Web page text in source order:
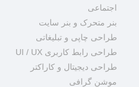
اجتماعی
بنر متحرک و بنر سایت
طراحی چاپی و تبلیغاتی
طراحی رابط کاربری UI / UX
طراحی دیجیتال و کاراکتر
موشن گرافی